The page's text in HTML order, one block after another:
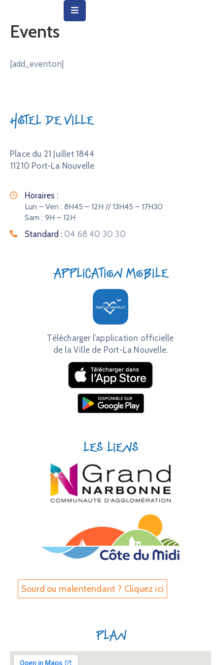
Quotidienne
Education
&
Culture
Events
[add_eventon]
Hôtel de Ville
Place du 21 Juillet 1844
11210 Port-La Nouvelle
Horaires :
Lun – Ven : 8H45 – 12H // 13H45 – 17H30
Sam : 9H – 12H
Standard : 04 68 40 30 30
Application mobile
Télécharger l’application officielle
de la Ville de Port-La Nouvelle.
Les liens
Sourd ou malentendant ? Cliquez ici
Plan